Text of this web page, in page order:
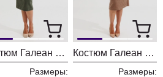
Костюм Галеан Cтиль 990 хаки
Размеры:
Костюм Галеан Cтиль 990 светло-коричневый
Размеры: